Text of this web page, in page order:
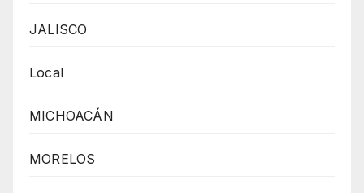
JALISCO
Local
MICHOACÁN
MORELOS